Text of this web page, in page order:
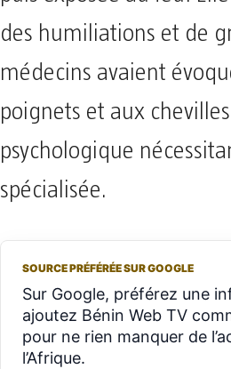
des humiliations et de
médecins avaient
poignets et aux
psychologique
spécialisée.
SOURCE PRÉFÉRÉE SUR GOOGLE
Sur Google, préférez une
ajoutez Bénin Web TV
pour ne rien manquer de
l’Afrique.